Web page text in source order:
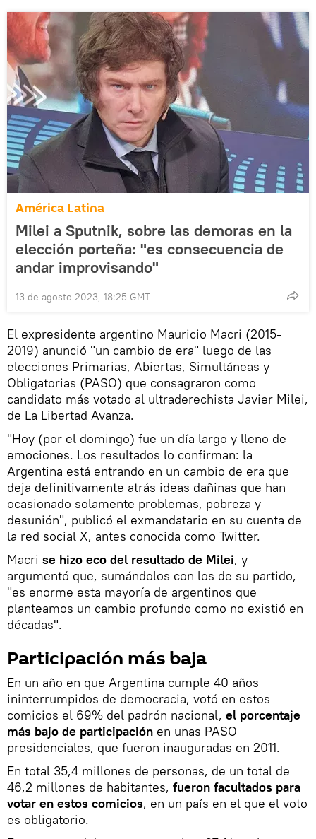
América Latina
Milei a Sputnik, sobre las demoras en la
elección porteña: "es consecuencia de
andar improvisando"
13 de agosto 2023, 18:25 GMT
El expresidente argentino Mauricio Macri (2015-
2019) anunció "un cambio de era" luego de las
elecciones Primarias, Abiertas, Simultáneas y
Obligatorias (PASO) que consagraron como
candidato más votado al ultraderechista Javier Milei,
de La Libertad Avanza.
"Hoy (por el domingo) fue un día largo y lleno de
emociones. Los resultados lo confirman: la
Argentina está entrando en un cambio de era que
deja definitivamente atrás ideas dañinas que han
ocasionado solamente problemas, pobreza y
desunión", publicó el exmandatario en su cuenta de
la red social X, antes conocida como Twitter.
Macri se hizo eco del resultado de Milei, y
argumentó que, sumándolos con los de su partido,
"es enorme esta mayoría de argentinos que
planteamos un cambio profundo como no existió en
décadas".
Participación más baja
En un año en que Argentina cumple 40 años
ininterrumpidos de democracia, votó en estos
comicios el 69% del padrón nacional, el porcentaje
más bajo de participación en unas PASO
presidenciales, que fueron inauguradas en 2011.
En total 35,4 millones de personas, de un total de
46,2 millones de habitantes, fueron facultados para
votar en estos comicios, en un país en el que el voto
es obligatorio.